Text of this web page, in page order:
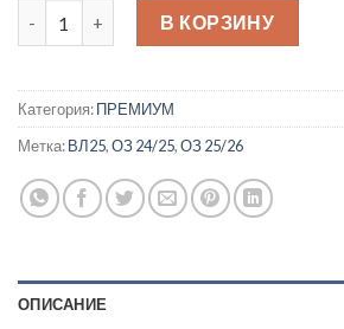
Количество товара ПРЕМИУМ Мини
В КОРЗИНУ
Категория:ПРЕМИУМ
Метка:ВЛ25,ОЗ 24/25,ОЗ 25/26
ОПИСАНИЕ